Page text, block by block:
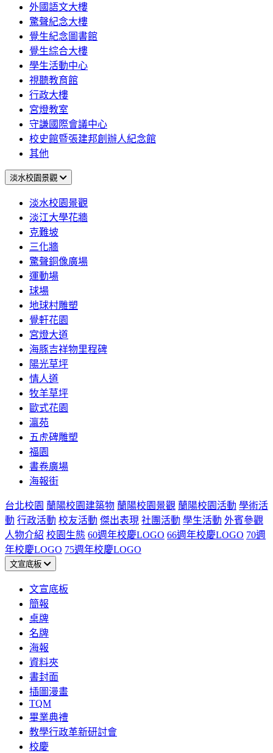
外國語文大樓
驚聲紀念大樓
覺生紀念圖書館
覺生綜合大樓
學生活動中心
視聽教育館
行政大樓
宮燈教室
守謙國際會議中心
校史館暨張建邦創辦人紀念館
其他
淡水校園景觀
淡水校園景觀
淡江大學花牆
克難坡
三化牆
驚聲銅像廣場
運動場
球場
地球村雕塑
覺軒花園
宮燈大道
海豚吉祥物里程碑
陽光草坪
情人道
牧羊草坪
歐式花園
瀛苑
五虎碑雕塑
福園
書卷廣場
海報街
台北校園 蘭陽校園建築物 蘭陽校園景觀 蘭陽校園活動 學術活
動 行政活動 校友活動 傑出表現 社團活動 學生活動 外賓參觀
人物介紹 校園生態 60週年校慶LOGO 66週年校慶LOGO 70週
年校慶LOGO 75週年校慶LOGO
文宣底板
文宣底板
簡報
桌牌
名牌
海報
資料夾
書封面
插圖漫畫
TQM
畢業典禮
教學行政革新研討會
校慶